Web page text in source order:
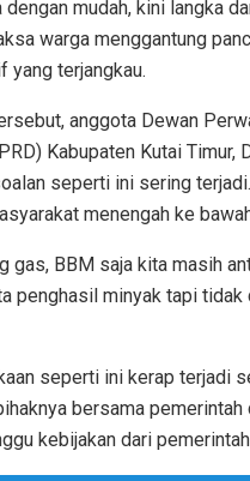
mudah, kini langka
warga menggantung
yang terjangkau.
anggota Dewan
Kabupaten Kutai Timur,
seperti ini sering
menengah ke
gas, BBM saja kita masih
penghasil minyak tapi tidak
seperti ini kerap terjadi
bersama pemerintah
kebijakan dari